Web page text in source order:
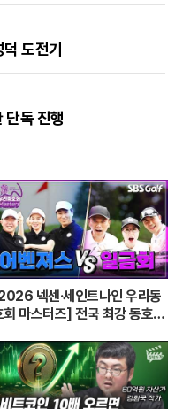
도전기
단독 진행
넥센·세인트나인 우리동
회 마스터즈] 전국 최강 동호회
어벤져스 vs 일금회 | 16강 1
기